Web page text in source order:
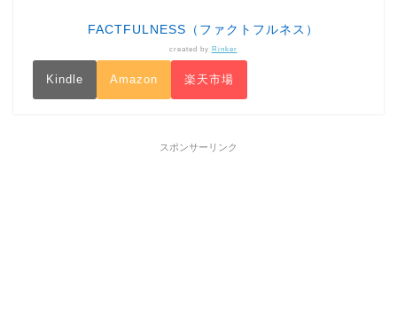
FACTFULNESS（ファクトフルネス）
created by Rinker
Kindle Amazon 楽天市場
スポンサーリンク